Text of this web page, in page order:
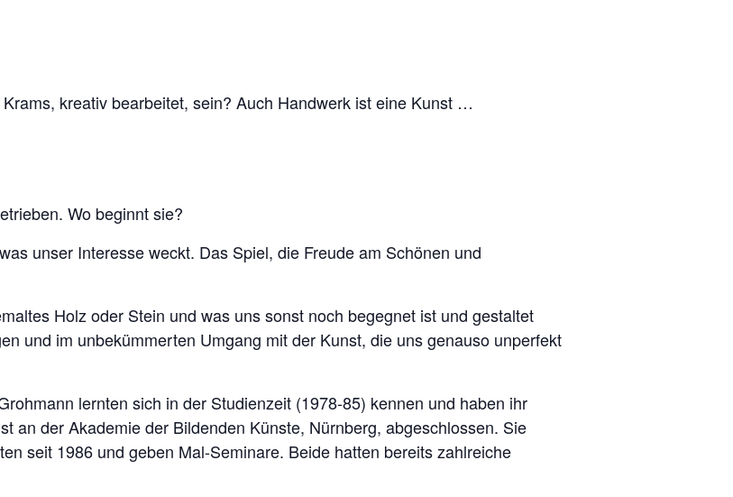
kreativ bearbeitet, sein? Auch Handwerk ist eine Kunst …
Wo beginnt sie?
unser Interesse weckt. Das Spiel, die Freude am Schönen und
Holz oder Stein und was uns sonst noch begegnet ist und gestaltet
und im unbekümmerten Umgang mit der Kunst, die uns genauso unperfekt
lernten sich in der Studienzeit (1978-85) kennen und haben ihr
an der Akademie der Bildenden Künste, Nürnberg, abgeschlossen. Sie
seit 1986 und geben Mal-Seminare. Beide hatten bereits zahlreiche